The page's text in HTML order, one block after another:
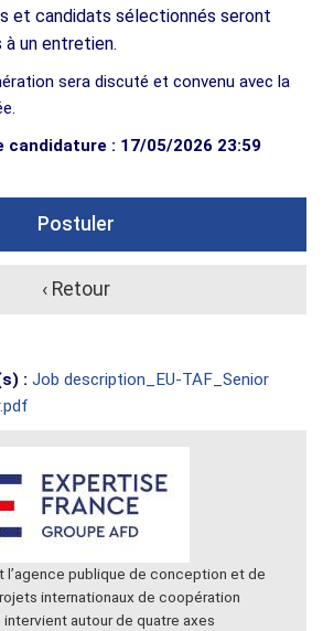
et candidats sélectionnés seront
un entretien.
sera discuté et convenu avec la
candidature : 17/05/2026 23:59
Postuler
‹ Retour
: Job description_EU-TAF_Senior
l’agence publique de conception et de
internationaux de coopération
intervient autour de quatre axes